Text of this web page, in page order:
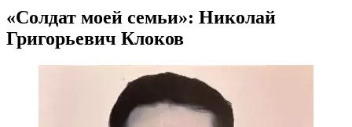
«Солдат моей семьи»: Николай
Григорьевич Клоков